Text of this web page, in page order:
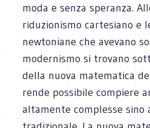
moda e senza speranza.
riduzionismo cartesiano e
newtoniane che avevano
modernismo si trovano
della nuova matematica
rende possibile compiere
altamente complesse sino